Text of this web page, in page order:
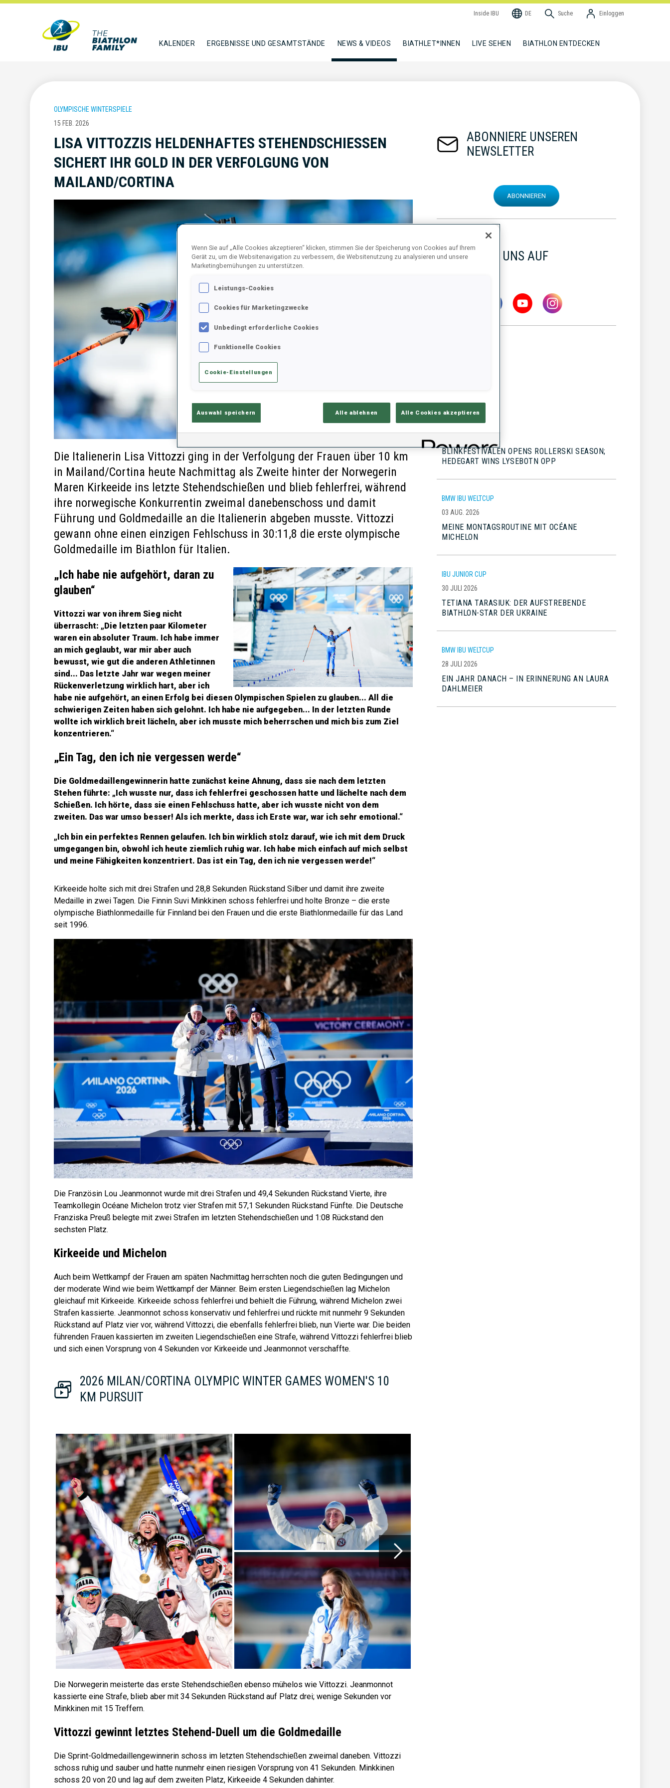
Inside IBU DE Suche Einloggen
KALENDER ERGEBNISSE UND GESAMTSTÄNDE NEWS & VIDEOS BIATHLET*INNEN LIVE SEHEN BIATHLON ENTDECKEN
OLYMPISCHE WINTERSPIELE
15 FEB. 2026
LISA VITTOZZIS HELDENHAFTES STEHENDSCHIESSEN S
ICHERT IHR GOLD IN DER VERFOLGUNG VON M
AILAND/CORTINA
Die Italienerin Lisa Vittozzi ging in der Verfolgung der Frauen über 10 km
in Mailand/Cortina heute Nachmittag als Zweite hinter der Norwegerin
Maren Kirkeeide ins letzte Stehendschießen und blieb fehlerfrei, während
ihre norwegische Konkurrentin zweimal danebenschoss und damit
Führung und Goldmedaille an die Italienerin abgeben musste. Vittozzi
gewann ohne einen einzigen Fehlschuss in 30:11,8 die erste olympische
Goldmedaille im Biathlon für Italien.
„Ich habe nie aufgehört, daran zu
glauben“
Vittozzi war von ihrem Sieg nicht
überrascht: „Die letzten paar Kilometer
waren ein absoluter Traum. Ich habe immer
an mich geglaubt, war mir aber auch
bewusst, wie gut die anderen Athletinnen
sind... Das letzte Jahr war wegen meiner
Rückenverletzung wirklich hart, aber ich
habe nie aufgehört, an einen Erfolg bei diesen Olympischen Spielen zu glauben... All die
schwierigen Zeiten haben sich gelohnt. Ich habe nie aufgegeben... In der letzten Runde
wollte ich wirklich breit lächeln, aber ich musste mich beherrschen und mich bis zum Ziel
konzentrieren.“
„Ein Tag, den ich nie vergessen werde“
Die Goldmedaillengewinnerin hatte zunächst keine Ahnung, dass sie nach dem letzten
Stehen führte: „Ich wusste nur, dass ich fehlerfrei geschossen hatte und lächelte nach dem
Schießen. Ich hörte, dass sie einen Fehlschuss hatte, aber ich wusste nicht von dem
zweiten. Das war umso besser! Als ich merkte, dass ich Erste war, war ich sehr emotional.“
„Ich bin ein perfektes Rennen gelaufen. Ich bin wirklich stolz darauf, wie ich mit dem Druck
umgegangen bin, obwohl ich heute ziemlich ruhig war. Ich habe mich einfach auf mich selbst
und meine Fähigkeiten konzentriert. Das ist ein Tag, den ich nie vergessen werde!“
Kirkeeide holte sich mit drei Strafen und 28,8 Sekunden Rückstand Silber und damit ihre zweite
Medaille in zwei Tagen. Die Finnin Suvi Minkkinen schoss fehlerfrei und holte Bronze – die erste
olympische Biathlonmedaille für Finnland bei den Frauen und die erste Biathlonmedaille für das Land
seit 1996.
Die Französin Lou Jeanmonnot wurde mit drei Strafen und 49,4 Sekunden Rückstand Vierte, ihre
Teamkollegin Océane Michelon trotz vier Strafen mit 57,1 Sekunden Rückstand Fünfte. Die Deutsche
Franziska Preuß belegte mit zwei Strafen im letzten Stehendschießen und 1:08 Rückstand den
sechsten Platz.
Kirkeeide und Michelon
Auch beim Wettkampf der Frauen am späten Nachmittag herrschten noch die guten Bedingungen und
der moderate Wind wie beim Wettkampf der Männer. Beim ersten Liegendschießen lag Michelon
gleichauf mit Kirkeeide. Kirkeeide schoss fehlerfrei und behielt die Führung, während Michelon zwei
Strafen kassierte. Jeanmonnot schoss konservativ und fehlerfrei und rückte mit nunmehr 9 Sekunden
Rückstand auf Platz vier vor, während Vittozzi, die ebenfalls fehlerfrei blieb, nun Vierte war. Die beiden
führenden Frauen kassierten im zweiten Liegendschießen eine Strafe, während Vittozzi fehlerfrei blieb
und sich einen Vorsprung von 4 Sekunden vor Kirkeeide und Jeanmonnot verschaffte.
2026 MILAN/CORTINA OLYMPIC WINTER GAMES WOMEN'S 10
KM PURSUIT
Die Norwegerin meisterte das erste Stehendschießen ebenso mühelos wie Vittozzi. Jeanmonnot
kassierte eine Strafe, blieb aber mit 34 Sekunden Rückstand auf Platz drei; wenige Sekunden vor
Minkkinen mit 15 Treffern.
Vittozzi gewinnt letztes Stehend-Duell um die Goldmedaille
Die Sprint-Goldmedaillengewinnerin schoss im letzten Stehendschießen zweimal daneben. Vittozzi
schoss ruhig und sauber und hatte nunmehr einen riesigen Vorsprung von 41 Sekunden. Minkkinen
schoss 20 von 20 und lag auf dem zweiten Platz, Kirkeeide 4 Sekunden dahinter.
ABONNIERE UNSEREN
NEWSLETTER
ABONNIEREN
FOLGE UNS AUF
BMW IBU WELTCUP
BLINKFESTIVALEN OPENS ROLLERSKI SEASON;
HEDEGART WINS LYSEBOTN OPP
BMW IBU WELTCUP
03 AUG. 2026
MEINE MONTAGSROUTINE MIT OCÉANE
MICHELON
IBU JUNIOR CUP
30 JULI 2026
TETIANA TARASIUK: DER AUFSTREBENDE
BIATHLON-STAR DER UKRAINE
BMW IBU WELTCUP
28 JULI 2026
EIN JAHR DANACH – IN ERINNERUNG AN LAURA
DAHLMEIER
Wenn Sie auf „Alle Cookies akzeptieren“ klicken, stimmen Sie der Speicherung von Cookies auf Ihrem
Gerät zu, um die Websitenavigation zu verbessern, die Websitenutzung zu analysieren und unsere
Marketingbemühungen zu unterstützen.
Leistungs-Cookies
Cookies für Marketingzwecke
Unbedingt erforderliche Cookies
Funktionelle Cookies
Cookie-Einstellungen
Auswahl speichern Alle ablehnen Alle Cookies akzeptieren